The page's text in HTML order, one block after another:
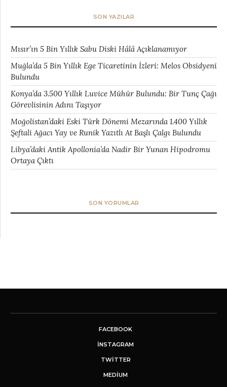
SON YAZILAR
Mısır’ın 5 Bin Yıllık Sabu Diski Hâlâ Açıklanamıyor
Muğla’da 5 Bin Yıllık Ege Ticaretinin İzleri: Melos Obsidyeni
Bulundu
Konya’da 3.500 Yıllık Luvice Mühür Bulundu: Bir Tunç Çağı
Görevlisinin Adını Taşıyor
Moğolistan’daki Eski Türk Dönemi Mezarında 1.400 Yıllık
Şeftali Ağacı Yay ve Runik Yazıtlı At Başlı Çalgı Bulundu
Libya’daki Antik Apollonia’da Nadir Bir Yunan Hipodromu
Ortaya Çıktı
SON YORUMLAR
FACEBOOK
INSTAGRAM
TWITTER
MEDIUM